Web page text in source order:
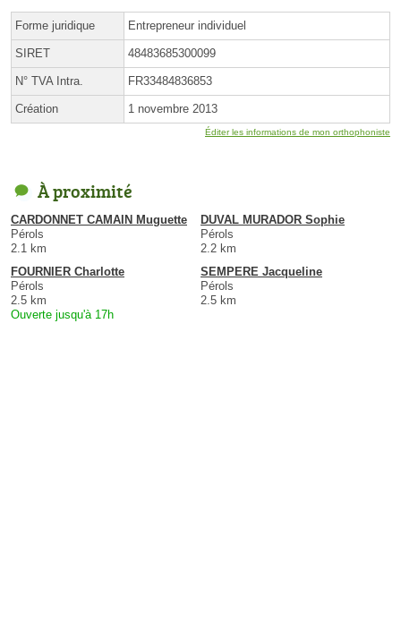
Forme juridique Entrepreneur individuel
SIRET 48483685300099
N° TVA Intra. FR33484836853
Création 1 novembre 2013
Éditer les informations de mon orthophoniste
À proximité
CARDONNET CAMAIN Muguette
Pérols
2.1 km
DUVAL MURADOR Sophie
Pérols
2.2 km
FOURNIER Charlotte
Pérols
2.5 km
Ouverte jusqu'à 17h
SEMPERE Jacqueline
Pérols
2.5 km